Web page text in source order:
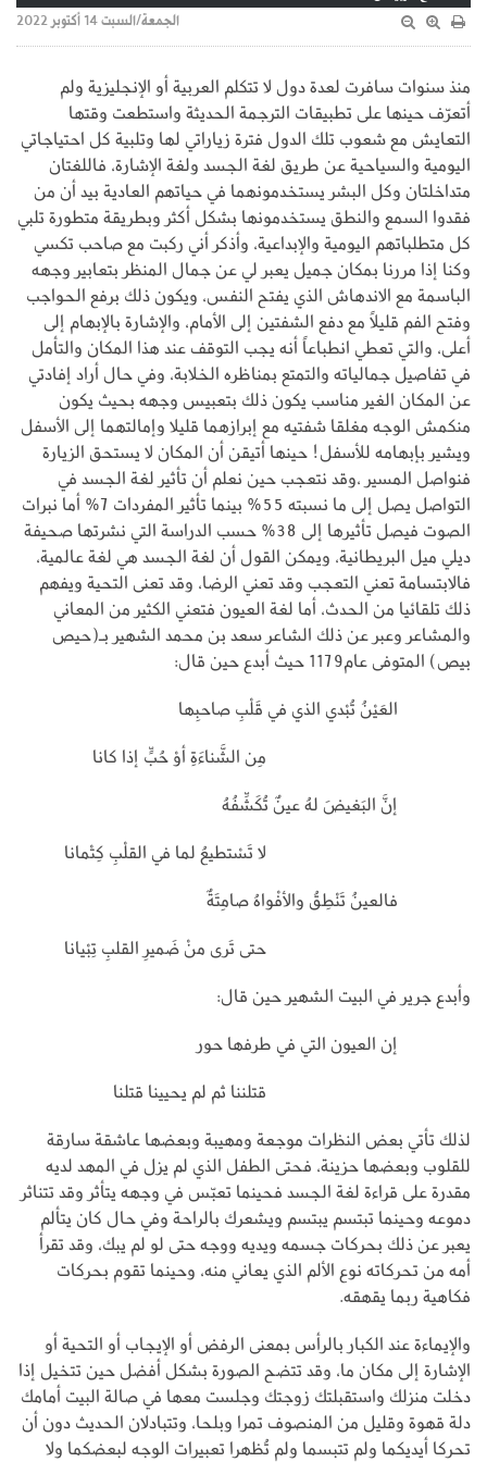
الجمعة/السبت 14 أكتوبر 2022
منذ سنوات سافرت لعدة دول لا تتكلم العربية أو الإنجليزية ولم
أتعرّف حينها على تطبيقات الترجمة الحديثة واستطعت وقتها
التعايش مع شعوب تلك الدول فترة زياراتي لها وتلبية كل احتياجاتي
اليومية والسياحية عن طريق لغة الجسد ولغة الإشارة، فاللغتان
متداخلتان وكل البشر يستخدمونهما في حياتهم العادية بيد أن من
فقدوا السمع والنطق يستخدمونها بشكل أكثر وبطريقة متطورة تلبي
كل متطلباتهم اليومية والإبداعية، وأذكر أني ركبت مع صاحب تكسي
وكنا إذا مررنا بمكان جميل يعبر لي عن جمال المنظر بتعابير وجهه
الباسمة مع الاندهاش الذي يفتح النفس، ويكون ذلك برفع الحواجب
وفتح الفم قليلاً مع دفع الشفتين إلى الأمام، والإشارة بالإبهام إلى
أعلى، والتي تعطي انطباعاً أنه يجب التوقف عند هذا المكان والتأمل
في تفاصيل جمالياته والتمتع بمناظره الخلابة، وفي حال أراد إفادتي
عن المكان الغير مناسب يكون ذلك بتعبيس وجهه بحيث يكون
منكمش الوجه مغلقا شفتيه مع إبرازهما قليلا وإمالتهما إلى الأسفل
ويشير بإبهامه للأسفل! حينها أتيقن أن المكان لا يستحق الزيارة
فنواصل المسير ،وقد نتعجب حين نعلم أن تأثير لغة الجسد في
التواصل يصل إلى ما نسبته 55% بينما تأثير المفردات 7% أما نبرات
الصوت فيصل تأثيرها إلى 38% حسب الدراسة التي نشرتها صحيفة
ديلي ميل البريطانية، ويمكن القول أن لغة الجسد هي لغة عالمية،
فالابتسامة تعني التعجب وقد تعني الرضا، وقد تعنى التحية ويفهم
ذلك تلقائيا من الحدث، أما لغة العيون فتعني الكثير من المعاني
والمشاعر وعبر عن ذلك الشاعر سعد بن محمد الشهير بـ(حيص
بيص) المتوفى عام1179 حيث أبدع حين قال:
العَيْنُ تُبْدي الذي في قَلْبِ صاحبِها
مِن الشَّناءَةِ أوْ حُبٍّ إذا كانا
إنَّ البَغيضَ لهُ عينٌ تُكَشِّفُهُ
لا تَسْتطيعُ لما في القلْبِ كِتْمانا
فالعينُ تَنْطِقُ والأفْواهُ صامِتَةٌ
حتى تَرى منْ ضَميرِ القلبِ تِبْيانا
وأبدع جرير في البيت الشهير حين قال:
إن العيون التي في طرفها حور
قتلننا ثم لم يحيينا قتلنا
لذلك تأتي بعض النظرات موجعة ومهيبة وبعضها عاشقة سارقة
للقلوب وبعضها حزينة، فحتى الطفل الذي لم يزل في المهد لديه
مقدرة على قراءة لغة الجسد فحينما تعبّس في وجهه يتأثر وقد تتناثر
دموعه وحينما تبتسم يبتسم ويشعرك بالراحة وفي حال كان يتألم
يعبر عن ذلك بحركات جسمه ويديه ووجه حتى لو لم يبك، وقد تقرأ
أمه من تحركاته نوع الألم الذي يعاني منه، وحينما تقوم بحركات
فكاهية ربما يقهقه.
والإيماءة عند الكبار بالرأس بمعنى الرفض أو الإيجاب أو التحية أو
الإشارة إلى مكان ما، وقد تتضح الصورة بشكل أفضل حين تتخيل إذا
دخلت منزلك واستقبلتك زوجتك وجلست معها في صالة البيت أمامك
دلة قهوة وقليل من المنصوف تمرا وبلحا، وتتبادلان الحديث دون أن
تحركا أيديكما ولم تتبسما ولم تُظهرا تعبيرات الوجه لبعضكما ولا